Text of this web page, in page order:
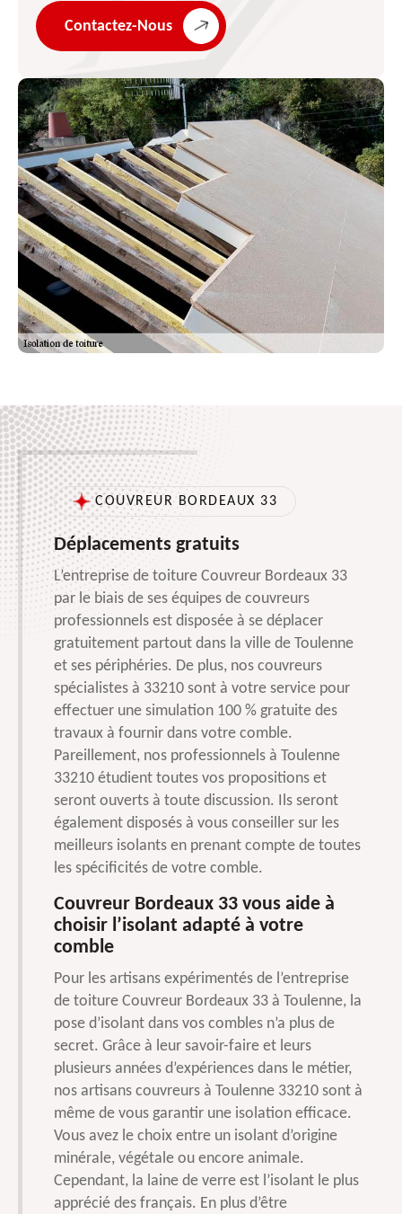
Contactez-Nous
COUVREUR BORDEAUX 33
Déplacements gratuits
L’entreprise de toiture Couvreur Bordeaux 33
par le biais de ses équipes de couvreurs
professionnels est disposée à se déplacer
gratuitement partout dans la ville de Toulenne
et ses périphéries. De plus, nos couvreurs
spécialistes à 33210 sont à votre service pour
effectuer une simulation 100 % gratuite des
travaux à fournir dans votre comble.
Pareillement, nos professionnels à Toulenne
33210 étudient toutes vos propositions et
seront ouverts à toute discussion. Ils seront
également disposés à vous conseiller sur les
meilleurs isolants en prenant compte de toutes
les spécificités de votre comble.
Couvreur Bordeaux 33 vous aide à
choisir l’isolant adapté à votre
comble
Pour les artisans expérimentés de l’entreprise
de toiture Couvreur Bordeaux 33 à Toulenne, la
pose d’isolant dans vos combles n’a plus de
secret. Grâce à leur savoir-faire et leurs
plusieurs années d’expériences dans le métier,
nos artisans couvreurs à Toulenne 33210 sont à
même de vous garantir une isolation efficace.
Vous avez le choix entre un isolant d’origine
minérale, végétale ou encore animale.
Cependant, la laine de verre est l’isolant le plus
apprécié des français. En plus d’être